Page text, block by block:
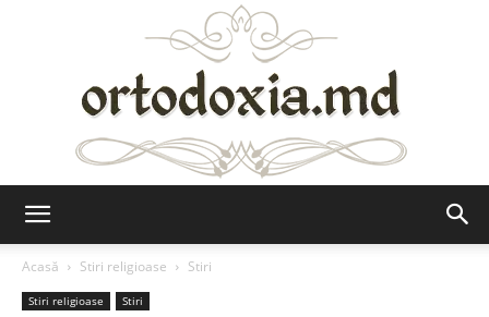
Acasă
Stiri religioase Stiri
Stiri religioase Stiri